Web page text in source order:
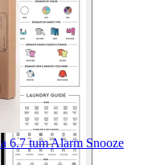
6.7 tum Alarm Snooze